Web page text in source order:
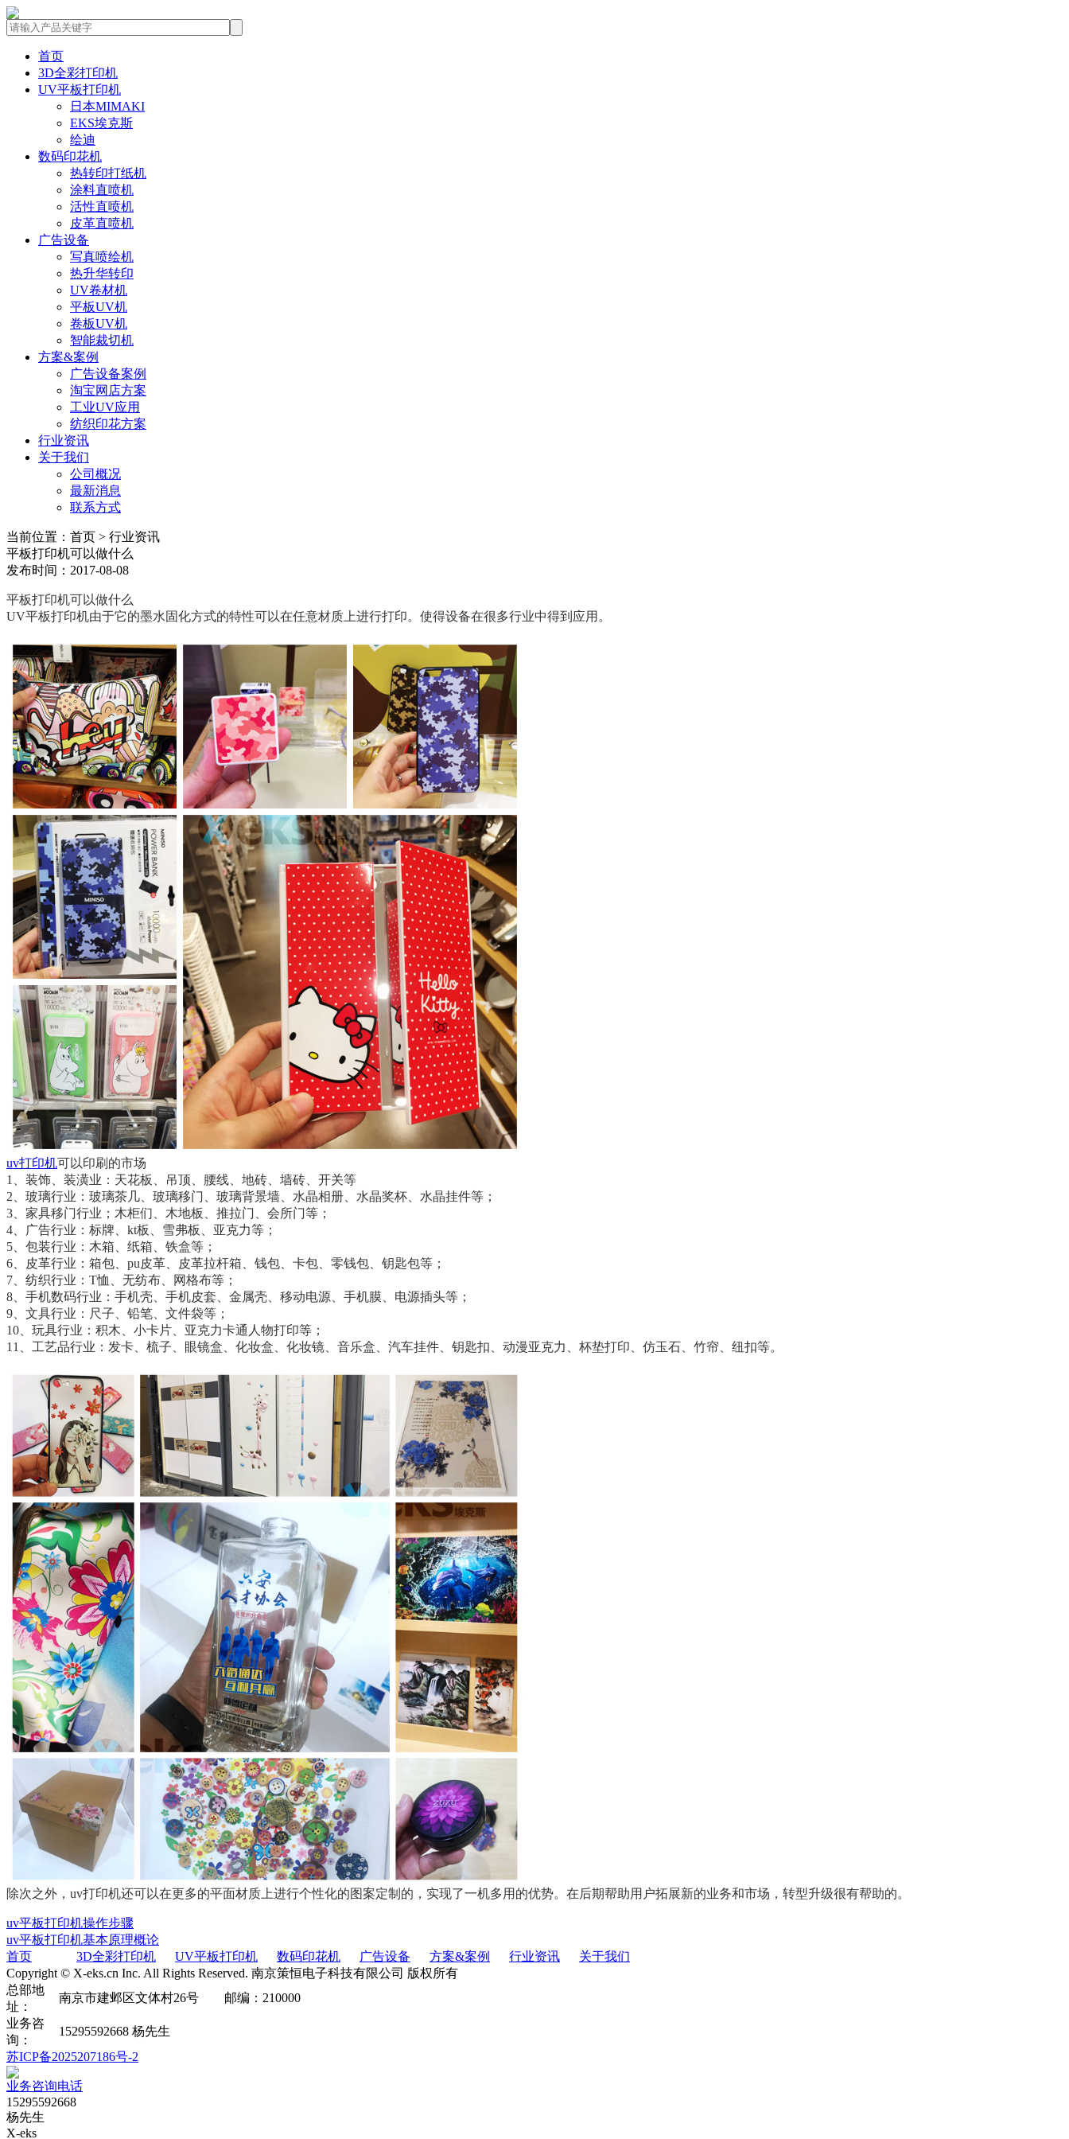
首页
3D全彩打印机
UV平板打印机
日本MIMAKI
EKS埃克斯
绘迪
数码印花机
热转印打纸机
涂料直喷机
活性直喷机
皮革直喷机
广告设备
写真喷绘机
热升华转印
UV卷材机
平板UV机
卷板UV机
智能裁切机
方案&案例
广告设备案例
淘宝网店方案
工业UV应用
纺织印花方案
行业资讯
关于我们
公司概况
最新消息
联系方式
当前位置：首页 > 行业资讯
平板打印机可以做什么
发布时间：2017-08-08
平板打印机可以做什么
UV平板打印机由于它的墨水固化方式的特性可以在任意材质上进行打印。使得设备在很多行业中得到应用。
uv打印机可以印刷的市场
1、装饰、装潢业：天花板、吊顶、腰线、地砖、墙砖、开关等
2、玻璃行业：玻璃茶几、玻璃移门、玻璃背景墙、水晶相册、水晶奖杯、水晶挂件等；
3、家具移门行业；木柜们、木地板、推拉门、会所门等；
4、广告行业：标牌、kt板、雪弗板、亚克力等；
5、包装行业：木箱、纸箱、铁盒等；
6、皮革行业：箱包、pu皮革、皮革拉杆箱、钱包、卡包、零钱包、钥匙包等；
7、纺织行业：T恤、无纺布、网格布等；
8、手机数码行业：手机壳、手机皮套、金属壳、移动电源、手机膜、电源插头等；
9、文具行业：尺子、铅笔、文件袋等；
10、玩具行业：积木、小卡片、亚克力卡通人物打印等；
11、工艺品行业：发卡、梳子、眼镜盒、化妆盒、化妆镜、音乐盒、汽车挂件、钥匙扣、动漫亚克力、杯垫打印、仿玉石、竹帘、纽扣等。
除次之外，uv打印机还可以在更多的平面材质上进行个性化的图案定制的，实现了一机多用的优势。在后期帮助用户拓展新的业务和市场，转型升级很有帮助的。
uv平板打印机操作步骤
uv平板打印机基本原理概论
首页
3D全彩打印机 UV平板打印机 数码印花机 广告设备 方案&案例 行业资讯
关于我们
Copyright © X-eks.cn Inc. All Rights Reserved. 南京策恒电子科技有限公司 版权所有
总部地
址：
南京市建邺区文体村26号 邮编：210000
业务咨
询：
15295592668 杨先生
苏ICP备2025207186号-2
业务咨询电话
15295592668
杨先生
X-eks